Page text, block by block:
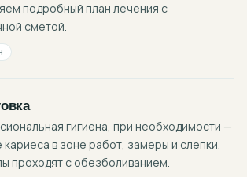
подробный план лечения с
сметой.
гигиена, при необходимости —
кариеса в зоне работ, замеры и слепки.
проходят с обезболиванием.